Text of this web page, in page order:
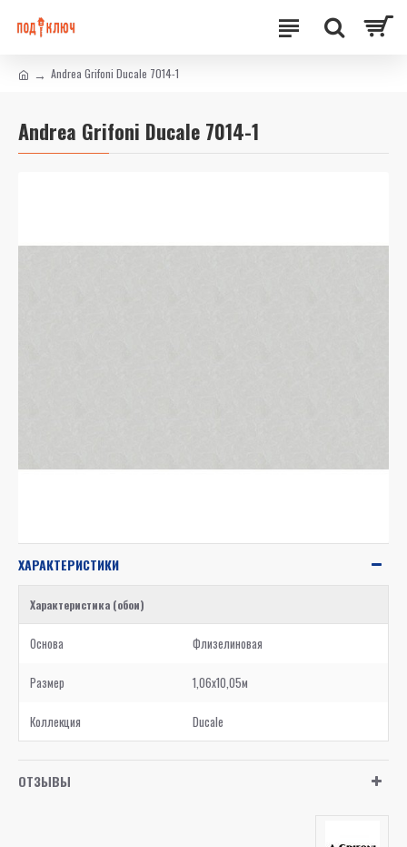
Andrea Grifoni Ducale 7014-1
Andrea Grifoni Ducale 7014-1
ХАРАКТЕРИСТИКИ
Характеристика (обои)
Основа Флизелиновая
Размер 1,06x10,05м
Коллекция Ducale
ОТЗЫВЫ